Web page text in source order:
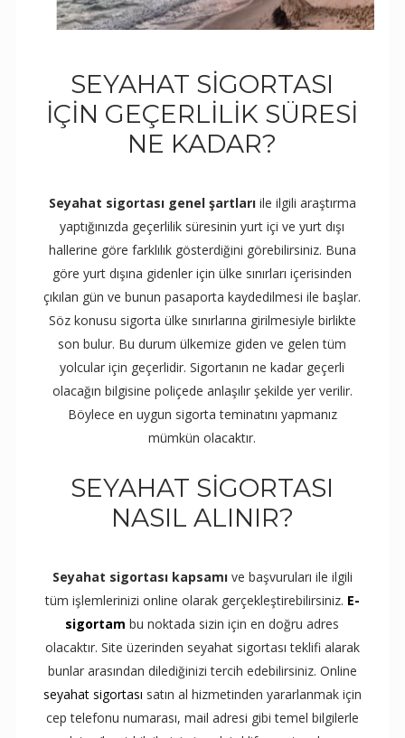
SEYAHAT SIGORTASI
IÇIN GEÇERLILIK SÜRESI
NE KADAR?
Seyahat sigortası genel şartlarıile ilgili araştırma
yaptığınızda geçerlilik süresinin yurt içi ve yurt dışı
hallerine göre farklılık gösterdiğini görebilirsiniz. Buna
göre yurt dışına gidenler için ülke sınırları içerisinden
çıkılan gün ve bunun pasaporta kaydedilmesi ile başlar.
Söz konusu sigorta ülke sınırlarına girilmesiyle birlikte
son bulur. Bu durum ülkemize giden ve gelen tüm
yolcular için geçerlidir. Sigortanın ne kadar geçerli
olacağın bilgisine poliçede anlaşılır şekilde yer verilir.
Böylece en uygun sigorta teminatını yapmanız
mümkün olacaktır.
SEYAHAT SIGORTASI
NASIL ALINIR?
Seyahat sigortası kapsamıve başvuruları ile ilgili
tüm işlemlerinizi online olarak gerçekleştirebilirsiniz. E-
sigortam bu noktada sizin için en doğru adres
olacaktır. Site üzerinden seyahat sigortası teklifi alarak
bunlar arasından dilediğinizi tercih edebilirsiniz. Online
seyahat sigortası satın al hizmetinden yararlanmak için
cep telefonu numarası, mail adresi gibi temel bilgilerle